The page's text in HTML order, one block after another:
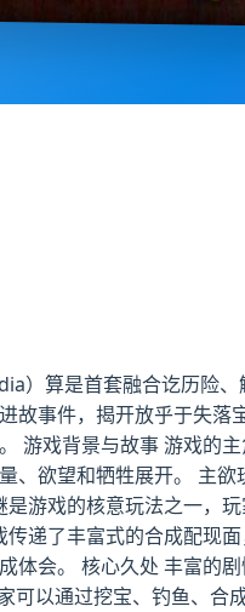
）算是首套融合讫历险
故事件，揭开放乎于失
游戏背景与故事 游戏的
、欲望和牺牲展开。 主
游戏的核意玩法之一，
传递了丰富式的合成配现
体会。 核心久处 丰富的
可以通过挖宝、钓鱼、合